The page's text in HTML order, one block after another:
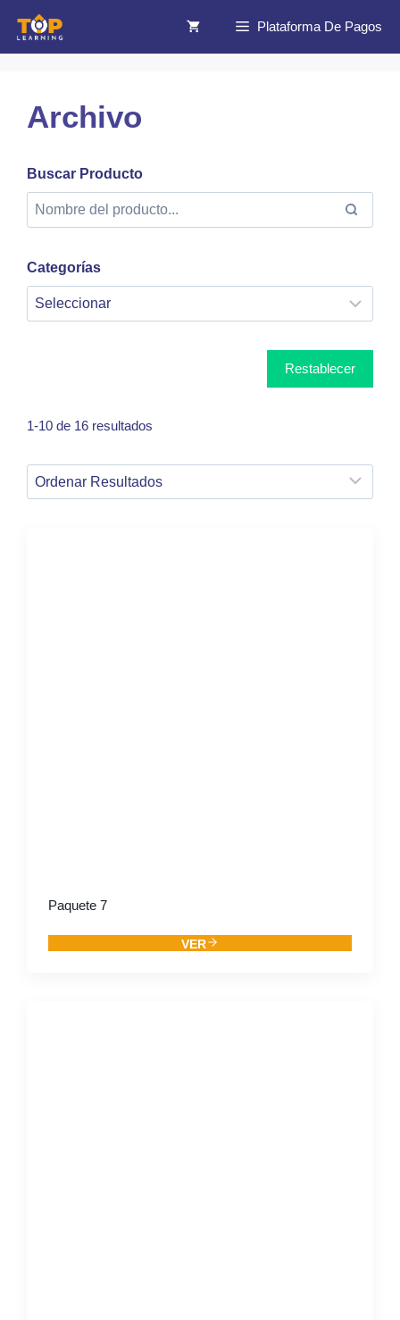
Plataforma De Pagos
Archivo
Buscar Producto
Categorías
Restablecer
1-10 de 16 resultados
Paquete 7
VER